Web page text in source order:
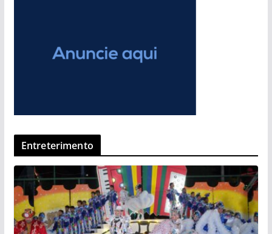
Entreterimento